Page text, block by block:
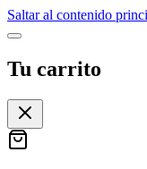
Saltar al contenido
Tu carrito